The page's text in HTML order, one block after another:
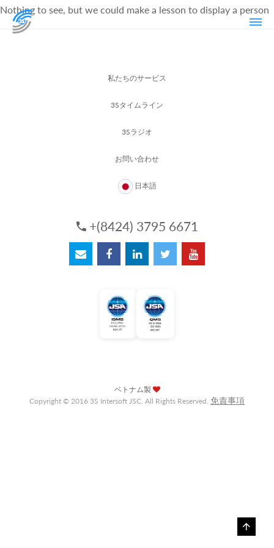
Nothing to see, but we could make a lesson to display a person
私たちのサービス
3Sタイムライン
3Sラジオ
お問い合わせ
日本語
+(8424) 3795 6671
ベトナム製
Copyright © 2016 3S Intersoft JSC. All Rights Reserved. 免責事項